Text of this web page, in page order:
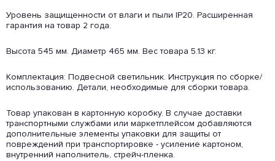
Уровень защищенности от влаги и пыли IP20. Расширенная
гарантия на товар 2 года.
Высота 545 мм. Диаметр 465 мм. Вес товара 5.13 кг.
Комплектация: Подвесной светильник. Инструкция по сборке/
использованию. Детали, необходимые для сборки товара.
Товар упакован в картонную коробку. В случае доставки
транспортными службами или маркетплейсом добавляются
дополнительные элементы упаковки для защиты от
повреждений при транспортировке - усиление картоном,
внутренний наполнитель, стрейч-пленка.